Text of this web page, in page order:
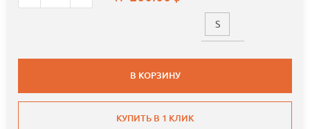
S
В КОРЗИНУ
КУПИТЬ В 1 КЛИК